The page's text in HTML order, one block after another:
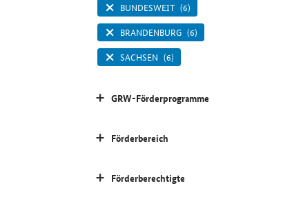
BUNDESWEIT (6)
BRANDENBURG (6)
SACHSEN (6)
GRW-Förderprogramme
Förderbereich
Förderberechtigte